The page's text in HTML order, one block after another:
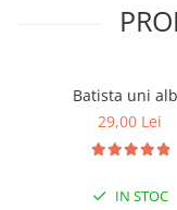
Batista uni
29,00 Lei
IN STOC